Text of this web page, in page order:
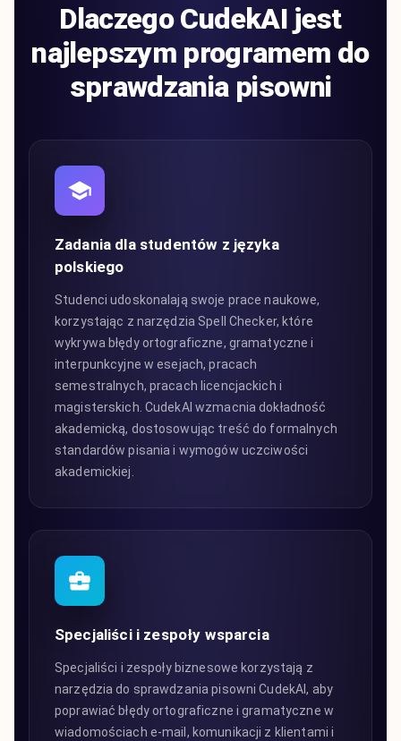
Dlaczego CudekAI jest
najlepszym programem do
sprawdzania pisowni
Zadania dla studentów z języka
polskiego
Studenci udoskonalają swoje prace naukowe,
korzystając z narzędzia Spell Checker, które
wykrywa błędy ortograficzne, gramatyczne i
interpunkcyjne w esejach, pracach
semestralnych, pracach licencjackich i
magisterskich. CudekAI wzmacnia dokładność
akademicką, dostosowując treść do formalnych
standardów pisania i wymogów uczciwości
akademickiej.
Specjaliści i zespoły wsparcia
Specjaliści i zespoły biznesowe korzystają z
narzędzia do sprawdzania pisowni CudekAI, aby
poprawiać błędy ortograficzne i gramatyczne w
wiadomościach e-mail, komunikacji z klientami i